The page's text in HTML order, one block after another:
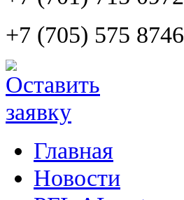
+7 (705) 575 8746
Главная
Новости